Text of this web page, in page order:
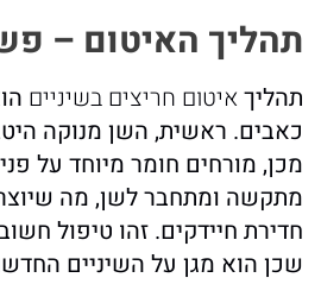
תהליך האיטום –
תהליךאיטום חריצים בשיניים
כאבים. ראשית, השן מנוקה
מכן, מורחים חומר מיוחד על
מתקשה ומתחבר לשן, מה
חדירת חיידקים. זהו טיפול
שכן הוא מגן על השיניים